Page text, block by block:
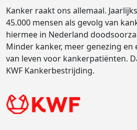
Kanker raakt ons allemaal.
45.000 mensen als gevolg van
hiermee in Nederland
Minder kanker, meer genezing
van leven voor kankerpatiënten.
KWF Kankerbestrijding.